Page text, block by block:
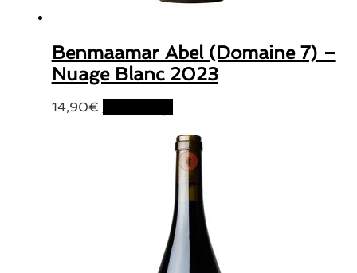
Benmaamar Abel (Domaine 7) –
Nuage Blanc 2023
14,90€